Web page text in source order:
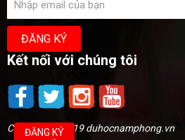
Kết nối với chúng tôi
Copyright @2019 duhocnamphong.vn
ĐĂNG KÝ